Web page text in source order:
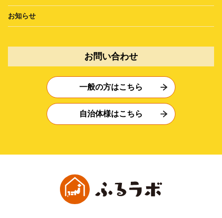
お知らせ
お問い合わせ
一般の方はこちら
自治体様はこちら